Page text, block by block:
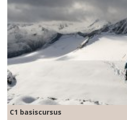
C1 basiscursus